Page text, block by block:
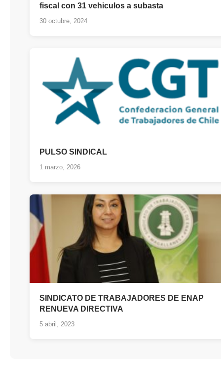
fiscal con 31 vehiculos a subasta
30 octubre, 2024
PULSO SINDICAL
1 marzo, 2026
SINDICATO DE TRABAJADORES DE ENAP
RENUEVA DIRECTIVA
5 abril, 2023